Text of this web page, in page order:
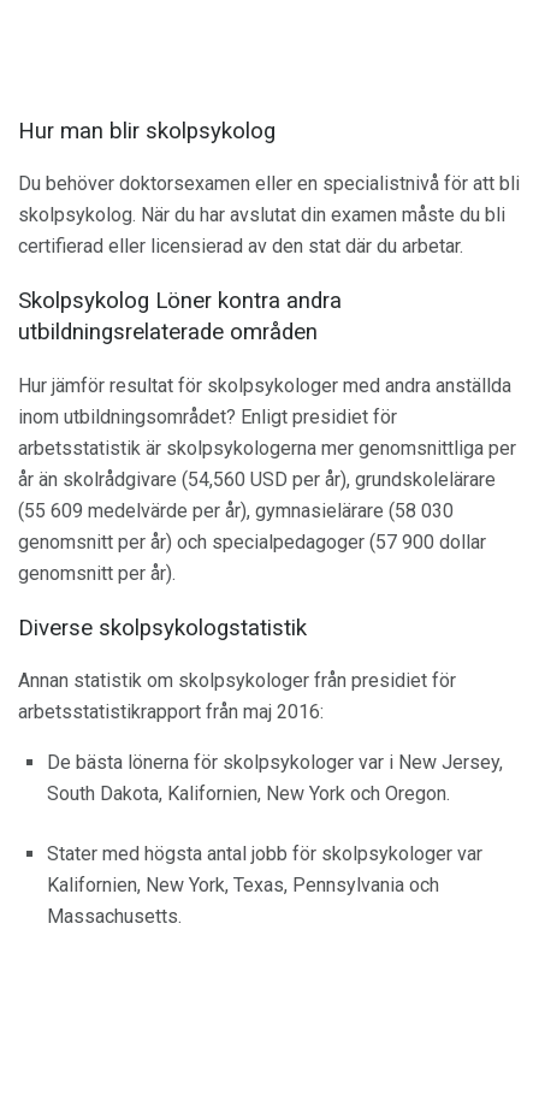
Hur man blir skolpsykolog
Du behöver doktorsexamen eller en specialistnivå för att bli
skolpsykolog. När du har avslutat din examen måste du bli
certifierad eller licensierad av den stat där du arbetar.
Skolpsykolog Löner kontra andra
utbildningsrelaterade områden
Hur jämför resultat för skolpsykologer med andra anställda
inom utbildningsområdet? Enligt presidiet för
arbetsstatistik är skolpsykologerna mer genomsnittliga per
år än skolrådgivare (54,560 USD per år), grundskolelärare
(55 609 medelvärde per år), gymnasielärare (58 030
genomsnitt per år) och specialpedagoger (57 900 dollar
genomsnitt per år).
Diverse skolpsykologstatistik
Annan statistik om skolpsykologer från presidiet för
arbetsstatistikrapport från maj 2016:
De bästa lönerna för skolpsykologer var i New Jersey,
South Dakota, Kalifornien, New York och Oregon.
Stater med högsta antal jobb för skolpsykologer var
Kalifornien, New York, Texas, Pennsylvania och
Massachusetts.